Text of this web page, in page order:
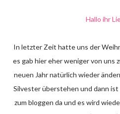
Hallo ihr
In letzter Zeit hatte uns der Weihnachtsstress voll im Griff und
es gab hier eher weniger von uns
neuen Jahr natürlich wieder
Silvester überstehen und dann
zum bloggen da und es wird